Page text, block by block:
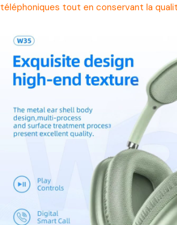
téléphoniques tout en conservant la